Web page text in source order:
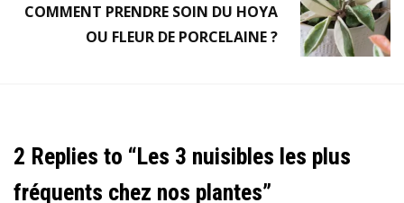
COMMENT PRENDRE SOIN DU HOYA
OU FLEUR DE PORCELAINE ?
2 Replies to “Les 3 nuisibles les plus
fréquents chez nos plantes”